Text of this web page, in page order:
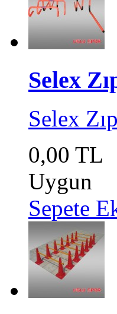
Selex
Selex
0,00 TL
Uygun
Sepete